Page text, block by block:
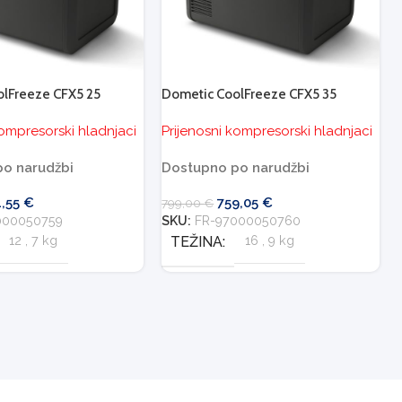
CFX5 25
hladnjaci
narudžbi
€
12
,7 kg
Dometic CoolFreeze CFX5 35
Prijenosni kompresorski hladnjaci
Dostupno po narudžbi
799,00€ 759,05€
SKU: FR-97000050760
TEŽINA 16 ,9 kg